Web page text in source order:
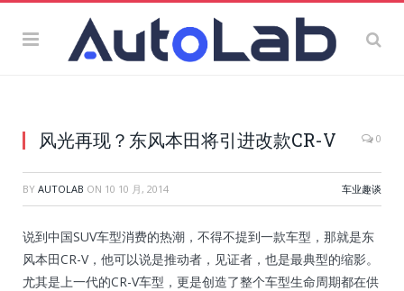
风光再现？东风本田将引进改款CR-V 0
BY AUTOLAB ON 10 10 月, 2014 车业趣谈
说到中国SUV车型消费的热潮，不得不提到一款车型，那就是东
风本田CR-V，他可以说是推动者，见证者，也是最典型的缩影。
尤其是上一代的CR-V车型，更是创造了整个车型生命周期都在供